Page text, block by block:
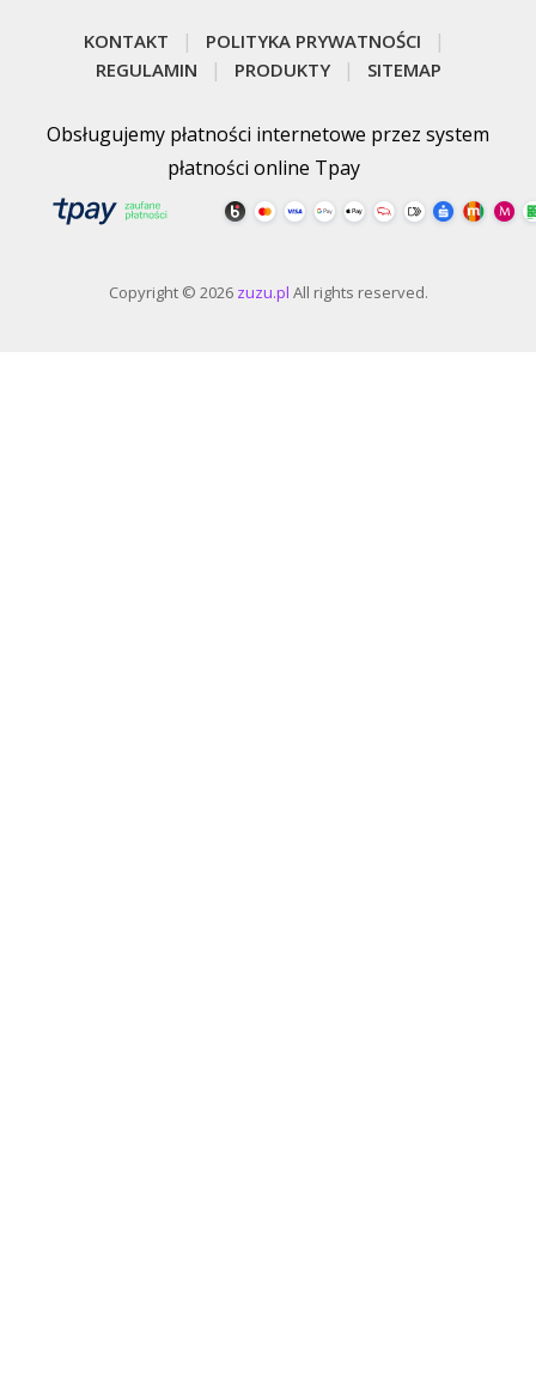
KONTAKT
POLITYKA PRYWATNOŚCI
REGULAMIN
PRODUKTY SITEMAP
Obsługujemy płatności internetowe przez system
płatności online Tpay
Copyright © 2026 zuzu.pl All rights reserved.